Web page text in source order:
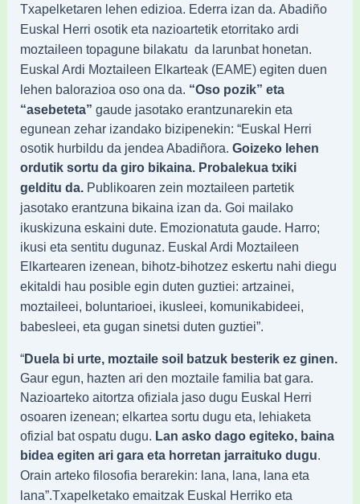
Txapelketaren lehen edizioa. Ederra izan da.Abadiño
Euskal Herri osotik eta nazioartetik etorritako ardi
moztaileen topagune bilakatu da larunbat honetan.
Euskal Ardi Moztaileen Elkarteak (EAME) egiten duen
lehen balorazioa osoona da. “Oso pozik” eta
“asebeteta” gaude jasotako erantzunarekin eta
egunean zehar izandako bizipenekin:“Euskal Herri
osotik hurbildu da jendea Abadiñora.Goizeko lehen
ordutik sortu da giro bikaina. Probalekua txiki
gelditu da. Publikoaren zein moztaileen partetik
jasotakoerantzuna bikaina izan da. Goi mailako
ikuskizuna eskaini dute. Emozionatuta gaude. Harro;
ikusi eta sentitu dugunaz. Euskal Ardi Moztaileen
Elkartearen izenean, bihotz-bihotzez eskertu nahi diegu
ekitaldi hau posible egin duten guztiei: artzainei,
moztaileei, boluntarioei, ikusleei, komunikabideei,
babesleei, eta gugan sinetsi duten guztiei”.
“Duela bi urte, moztaile soil batzuk besterik ez ginen.
Gaur egun, hazten ari den moztailefamilia bat gara.
Nazioarteko aitortza ofiziala jaso dugu Euskal Herri
osoaren izenean;elkartea sortu dugu eta, lehiaketa
ofizial bat ospatu dugu. Lan asko dago egiteko, baina
bidea egiten ari gara eta horretan jarraituko dugu.
Orain arteko filosofia berarekin: lana, lana, lana eta
lana”.Txapelketako emaitzak Euskal Herriko eta